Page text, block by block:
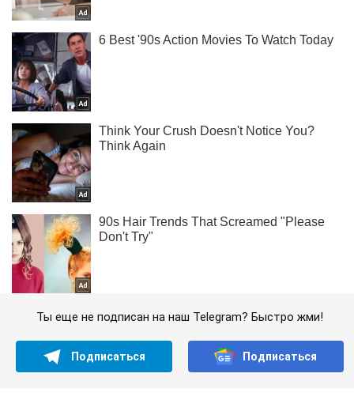
Ты еще не подписан на наш Telegram? Быстро жми!
Подписаться Подписаться